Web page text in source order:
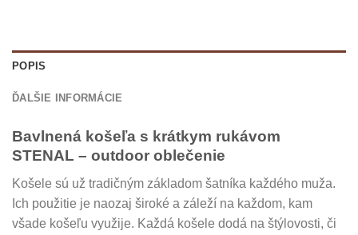
POPIS
ĎALŠIE INFORMÁCIE
Bavlnená košeľa s krátkym rukávom
STENAL – outdoor oblečenie
Košele sú už tradičným základom šatníka každého muža.
Ich použitie je naozaj široké a záleží na každom, kam
všade košeľu využije. Každá košele dodá na štýlovosti, či